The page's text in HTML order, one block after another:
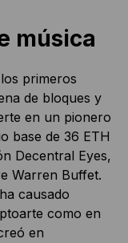
música
primeros
de bloques y
en un pionero
base de 36 ETH
Decentral Eyes,
Warren Buffet.
causado
como en
en